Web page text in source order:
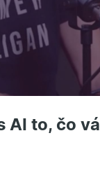
AI to, čo